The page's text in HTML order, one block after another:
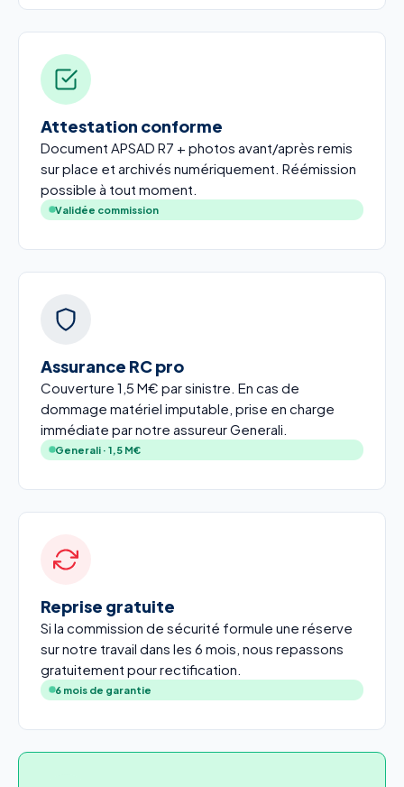
Attestation conforme
Document APSAD R7 + photos avant/après remis
sur place et archivés numériquement. Réémission
possible à tout moment.
Validée commission
Assurance RC pro
Couverture 1,5 M€ par sinistre. En cas de
dommage matériel imputable, prise en charge
immédiate par notre assureur Generali.
Generali · 1,5 M€
Reprise gratuite
Si la commission de sécurité formule une réserve
sur notre travail dans les 6 mois, nous repassons
gratuitement pour rectification.
6 mois de garantie